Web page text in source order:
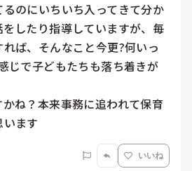
のにいちいち入ってきて分か
したり指導していますが、毎
ば、そんなこと今更?何いっ
じで子どもたちも落ち着きが
ね？本来事務に追われて保育
いいね